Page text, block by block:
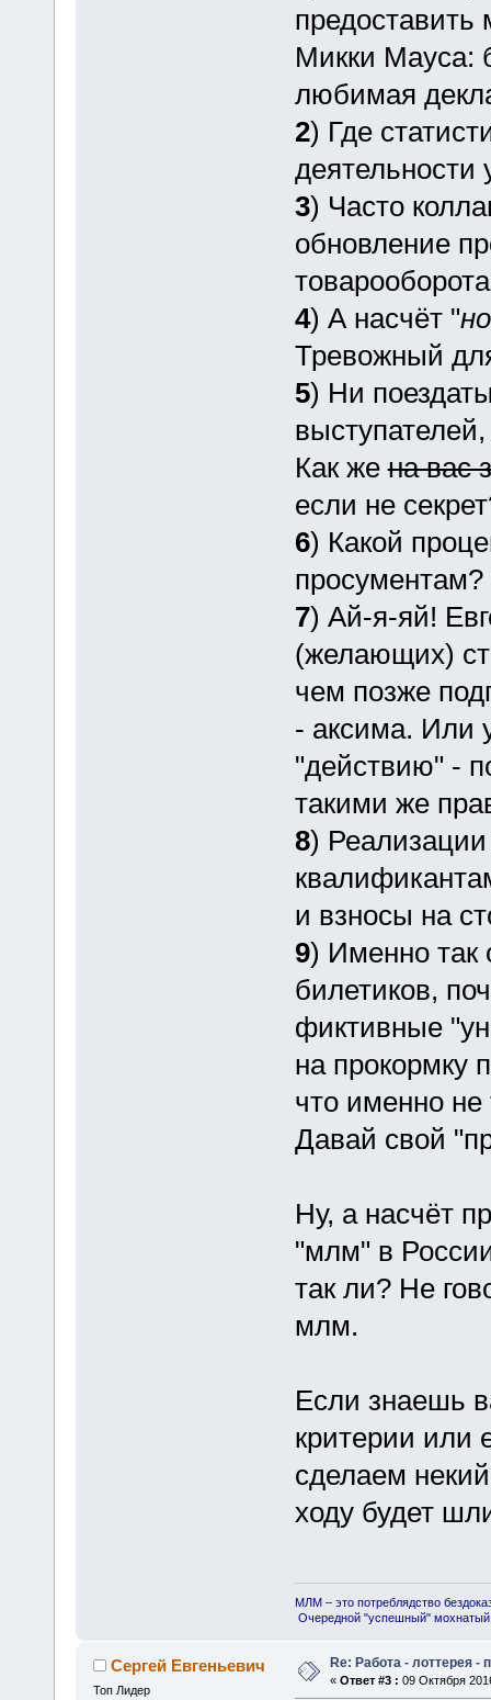
Микки Мауса:
любимая
2) Где
деятельности
3) Часто
обновление
4) А насчёт "
Тревожный
5) Ни
Как жена вас
если не
6) Какой
просументам?
7) Ай-я-яй!
(желающих)
чем позже
- аксима. Или
"действию" -
такими же
8)
и взносы на
9) Именно так
билетиков,
фиктивные
на прокормку
что именно не
Давай свой
Ну, а насчёт
"млм" в
так ли? Не
млм.
Если знаешь
критерии или
сделаем
ходу будет
МЛМ – это потреблядство
Очередной "успешный"
Сергей Евгеньевич
Топ Лидер
Re: Работа - лоттерея -
« Ответ #3 : 09 Октября